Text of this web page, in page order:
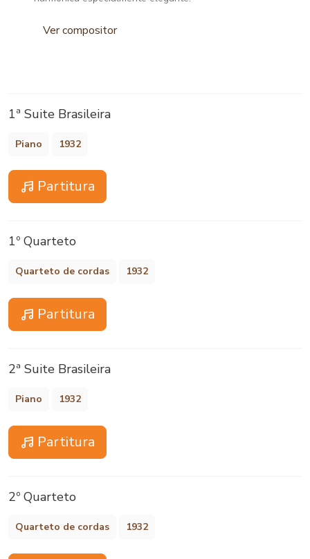
Ver compositor
1ª Suite Brasileira
Piano 1932
Partitura
1º Quarteto
Quarteto de cordas 1932
Partitura
2ª Suite Brasileira
Piano 1932
Partitura
2º Quarteto
Quarteto de cordas 1932